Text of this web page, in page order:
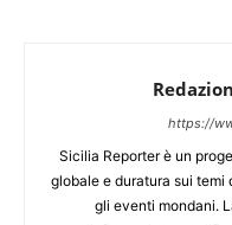
https://
Sicilia Reporter è un
globale e duratura sui temi
gli eventi mondani.